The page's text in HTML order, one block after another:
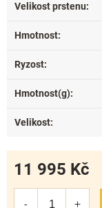
11 995 Kč
Velikost prstenu:
Hmotnost:
Ryzost:
Hmotnost(g):
Velikost: